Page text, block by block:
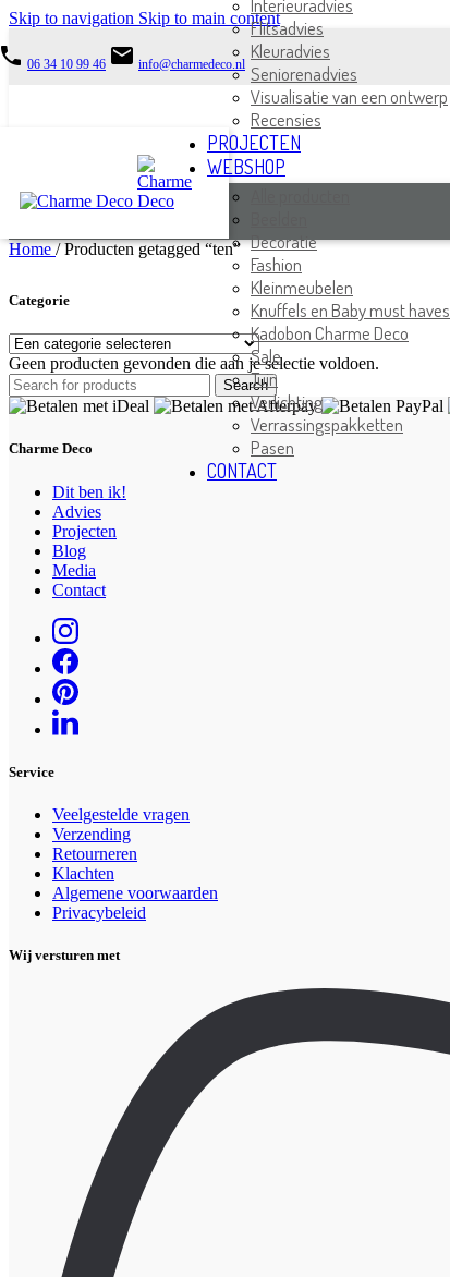
Skip to navigation Skip to main content
06 34 10 99 46 email info@charmedeco.nl
Interieuradvies
Flitsadvies
Kleuradvies
Seniorenadvies
Visualisatie van een ontwerp
Recensies
PROJECTEN
WEBSHOP
Decoratie
Fashion
Kleinmeubelen
Knuffels en Baby must haves
Kadobon Charme Deco
Sale
Tuin
Verlichting
Verrassingspakketten
Pasen
CONTACT
Home/ Producten getagged “ten”
Categorie
Geen producten gevonden die aan je selectie voldoen.
Search
Charme Deco
Dit ben ik!
Advies
Projecten
Blog
Media
Contact
Service
Veelgestelde vragen
Verzending
Retourneren
Klachten
Algemene voorwaarden
Privacybeleid
Wij versturen met